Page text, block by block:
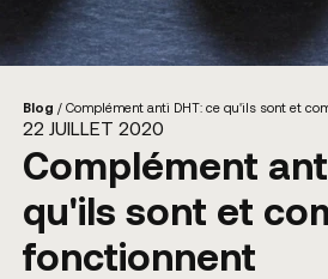
Blog / Complément anti DHT: ce qu'ils sont et
22 JUILLET 2020
Complément
qu'ils sont et
fonctionnent